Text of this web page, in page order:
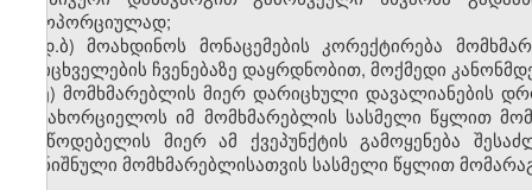
პროპორციულად;
დ.ბ) მოახდინოს მონაცემების კორექტირება
მრიცხველების ჩვენებაზე დაყრდნობით, მოქმედი
ე) მომხმარებლის მიერ დარიცხული დავალიანების
განახორციელოს იმ მომხმარებლის სასმელი წყლით
მიმწოდებელის მიერ ამ ქვეპუნქტის გამოყენება
აღნიშნული მომხმარებლისათვის სასმელი წყლით